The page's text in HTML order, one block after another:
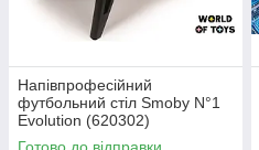
Напівпрофесійний
футбольний стіл Smoby N°1
Evolution (620302)